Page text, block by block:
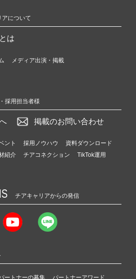
アについて
は
メディア出演・掲載
採用担当者様
掲載のお問い合わせ
ント 採用ノウハウ
資料ダウンロード
紹介 チアコネクション
TikTok運用
チアキャリアからの発信